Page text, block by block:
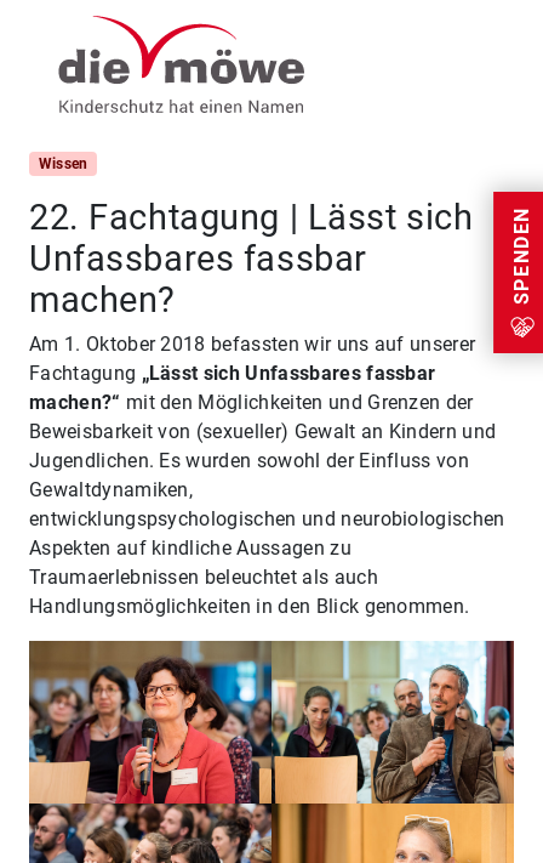
Weiter zum Inhalt
SPENDEN
Wissen
22. Fachtagung | Lässt sich
Unfassbares fassbar
machen?
Am 1. Oktober 2018 befassten wir uns auf unserer
Fachtagung „Lässt sich Unfassbares fassbar
machen?“ mit den Möglichkeiten und Grenzen der
Beweisbarkeit von (sexueller) Gewalt an Kindern und
Jugendlichen. Es wurden sowohl der Einfluss von
Gewaltdynamiken,
entwicklungspsychologischen und neurobiologischen
Aspekten auf kindliche Aussagen zu
Traumaerlebnissen beleuchtet als auch
Handlungsmöglichkeiten in den Blick genommen.